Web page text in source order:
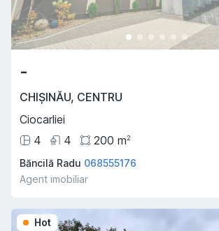
-
CHIȘINĂU, CENTRU
Ciocarliei
4
4 200 m2
Băncilă Radu 068555176
Agent imobiliar
Hot